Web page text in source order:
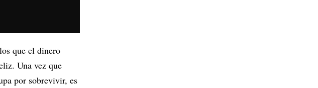
que el dinero
Una vez que
por sobrevivir, es